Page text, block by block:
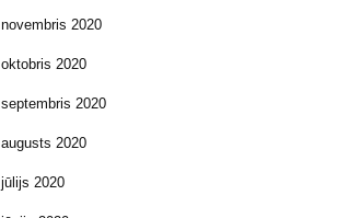
novembris 2020
oktobris 2020
septembris 2020
augusts 2020
jūlijs 2020